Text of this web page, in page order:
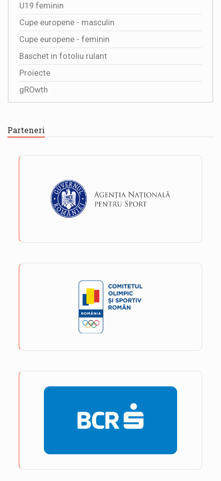
U19 feminin
Cupe europene - masculin
Cupe europene - feminin
Baschet in fotoliu rulant
Proiecte
gROwth
Parteneri